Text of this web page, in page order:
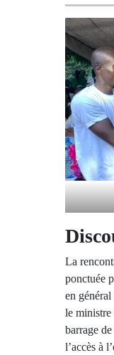
La
ponctuée
en
le ministre
barrage
l’accès à